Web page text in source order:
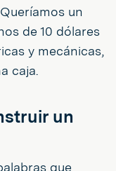
un
de 10 dólares
y mecánicas,
caja.
un
que